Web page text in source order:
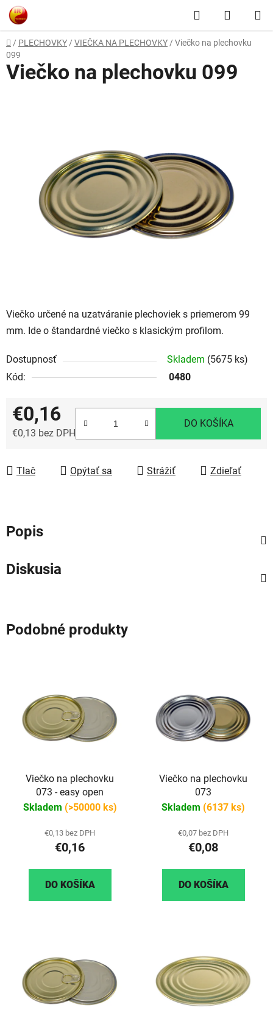
Prejsť
na
obsah
Hľadať
KOŠÍK
Domov
/ PLECHOVKY / VIEČKA NA PLECHOVKY / Viečko na plechovku
099
Viečko určené na uzatváranie plechoviek s priemerom 99
mm. Ide o štandardné viečko s klasickým profilom.
Dostupnosť Skladem (5675 ks)
Kód:
0480
€0,16
€0,13 bez DPH
DO KOŠÍKA
Tlač Opýtať sa Strážiť Zdieľať
Viečko na plechovku 099
Popis
Diskusia
Podobné produkty
Viečko na plechovku
073 - easy open
Skladem (>50000 ks)
€0,13 bez DPH
€0,16
DO KOŠÍKA
Viečko na plechovku
073
Skladem (6137 ks)
€0,07 bez DPH
€0,08
DO KOŠÍKA